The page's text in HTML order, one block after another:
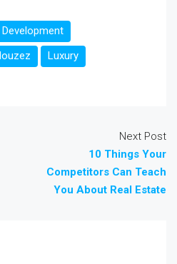
Luxury
Next Post
10 Things Your
Competitors Can Teach
You About Real Estate